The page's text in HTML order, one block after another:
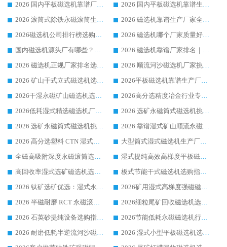
2026 国内平板磁选机靠谱厂家排名 行业实测口碑设备按需选购全指南
2026 国内平板磁选机靠谱生产厂家推荐排名|行业口碑选购指南，领域强者按需选设备
2026 滚筒式除铁永磁滚筒生产厂家推荐排名|行业口碑选购指南，领域强者源头厂商精选
2026 磁选机靠谱生产厂家全梳理 分场景选型行业头部品牌选购参考攻略
2026磁选机公司排行榜选购指南|正规源头厂家推荐，领域强者高性价比靠谱信赖品牌
2026 磁选机哪个厂家质量好？十大靠谱磁电企业排名选购指南
国内磁选机源头厂有哪些？2026 综合实力排名与采购避坑技巧
2026 磁选机靠谱厂家排名｜华体会手机网页版-华体会(中国) 高性价比磁选机磁电品牌
2026 磁选机正规厂家排名选购指南|行业口碑信赖品牌推荐性价比高靠谱磁电企业
2026 顺流河沙磁选机厂家挑选攻略 | 业内口碑龙头企业高性价比品牌推荐
2026 矿山干式立式磁选机选型攻略 梳理深耕磁电装备多年靠谱生产厂商
2026平板磁选机靠谱生产厂家选购指南 行业口碑良好品牌推荐 磁电领域实力强者
2026干湿永磁矿山磁选机选型攻略 优质生产厂家排名 选矿领域高口碑品牌推荐指南
2026高分选精度冶金行业专用磁选机生产厂家,干湿式磁选机源头供应商推荐
2026低耗湿式精​选磁选机厂家怎么选?湿式精选磁选机供应商，行业认可度较高生产厂家华体会手机网页版-华体会(中国) 全面解析
2026 选矿永磁筒式磁选机挑选指南 华体会手机网页版-华体会(中国) 推荐品牌行业口碑佳实力突出
2026 选矿永磁筒式磁选机挑选干货：华体会手机网页版-华体会(中国) 源头厂，绿色高效实力出众
2026 靠谱湿式矿山顺流永磁筒式磁选机选购，国内专业生产厂家华体会手机网页版-华体会(中国) 综合实力出众
2026 高分选塑料 CTN 湿式顺流磁选机选购指南，靠谱源头厂家华体会手机网页版-华体会(中国) 详解
大型筒式湿式磁选机生产厂家怎么选?华体会手机网页版-华体会(中国) 设备口碑广受行业认可
全磁高吸附深度永磁滚筒选购指南 业内口碑稳定磁电设备生产厂家详细推荐
湿式提纯高效高梯度平板磁选机靠谱设备源头厂商华体会手机网页版-华体会(中国) 综合测评
高回收率湿式选矿磁选机选购指南 业内口碑磁电设备生产厂家实力解析
板式节能干式磁选机选购指南，源头生产厂家华体会手机网页版-华体会(中国) 综合实力可观
2026 钛矿选矿优选：湿式永磁筒式磁选机源头厂家华体会手机网页版-华体会(中国) 综合解析
2026矿用湿式高梯度强磁磁选机选购指南，临朐靠谱磁电生产厂家华体会手机网页版-华体会(中国) 详解
2026 半磁耐磨 RCT 永磁滚筒选购指南，临朐源头生产厂家华体会手机网页版-华体会(中国) 实测分享
2026细粒尾矿回收磁选机选购指南 产业集群优质生产厂家华体会手机网页版-华体会(中国) 解析
2026 石英砂提纯设备选购指南：华体会手机网页版-华体会(中国) 提纯磁选机厂家综合解读
2026节能低耗永磁磁选机行业优选标杆 临朐华体会手机网页版-华体会(中国) 专业生产厂家
2026 耐磨低耗半逆流河沙磁选机选购指南 临朐产业集群源头厂华体会手机网页版-华体会(中国) 详细解析
2026 湿式小型平板磁选机选矿适配设备 临朐华体会手机网页版-华体会(中国) 实体生产厂家直供